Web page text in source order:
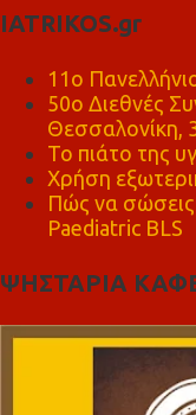
IATRIKOS.gr
11ο
50ο Διεθνές
Θεσσαλονίκη,
Το πιάτο της
Χρήση
Πώς να σώσεις
Paediatric BLS
ΨΗΣΤΑΡΙΑ